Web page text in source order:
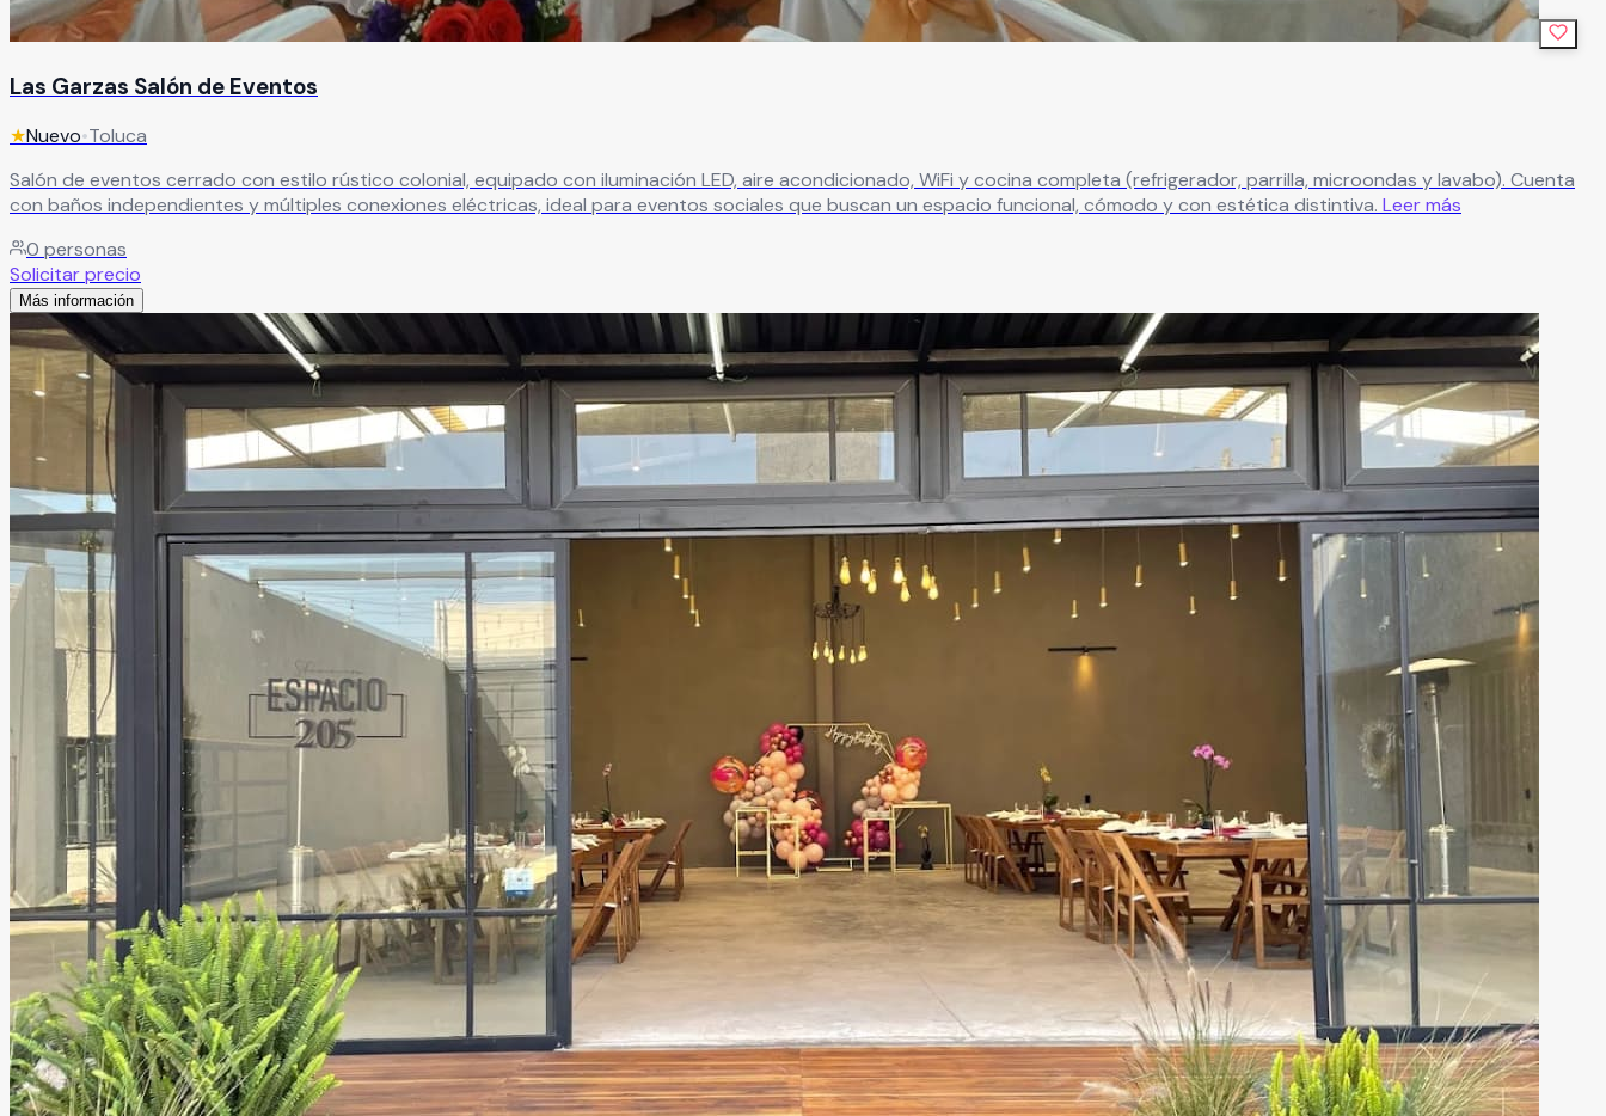
Las Garzas Salón de Eventos
★Nuevo•Toluca
Salón de eventos cerrado con estilo rústico colonial, equipado con iluminación LED, aire acondicionado, WiFi y cocina completa (refrigerador, parrilla, microondas y lavabo). Cuenta
con baños independientes y múltiples conexiones eléctricas, ideal para eventos sociales que buscan un espacio funcional, cómodo y con estética distintiva. Leer más
0 personas
Solicitar precio
Más información